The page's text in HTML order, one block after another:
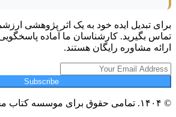
برای تبدیل ایده خود به یک اثر پژوهشی
تماس بگیرید. کارشناسان ما آماده
ارائه مشاوره رایگان هستند.
Subscribe
© ۱۴۰۴. تمامی حقوق برای موسسه کتاب محفوظ است.